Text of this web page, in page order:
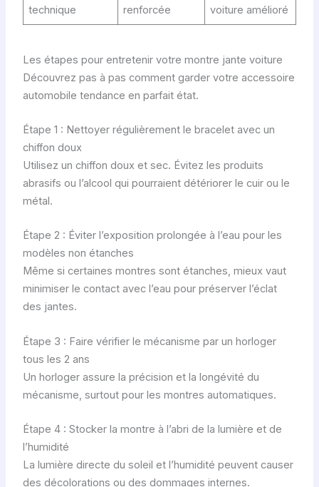
technique
renforcée
voiture amélioré
Les étapes pour entretenir votre montre jante voiture
Découvrez pas à pas comment garder votre accessoire
automobile tendance en parfait état.
Étape 1 : Nettoyer régulièrement le bracelet avec un
chiffon doux
Utilisez un chiffon doux et sec. Évitez les produits
abrasifs ou l’alcool qui pourraient détériorer le cuir ou le
métal.
Étape 2 : Éviter l’exposition prolongée à l’eau pour les
modèles non étanches
Même si certaines montres sont étanches, mieux vaut
minimiser le contact avec l’eau pour préserver l’éclat
des jantes.
Étape 3 : Faire vérifier le mécanisme par un horloger
tous les 2 ans
Un horloger assure la précision et la longévité du
mécanisme, surtout pour les montres automatiques.
Étape 4 : Stocker la montre à l’abri de la lumière et de
l’humidité
La lumière directe du soleil et l’humidité peuvent causer
des décolorations ou des dommages internes.